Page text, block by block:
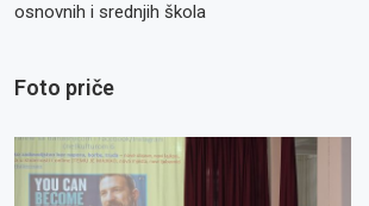
osnovnih i srednjih škola
Foto priče